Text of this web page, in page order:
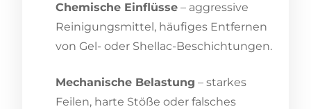
Chemische Einflüsse – aggressive
Reinigungsmittel, häufiges Entfernen
von Gel- oder Shellac-Beschichtungen.
Mechanische Belastung – starkes
Feilen, harte Stöße oder falsches